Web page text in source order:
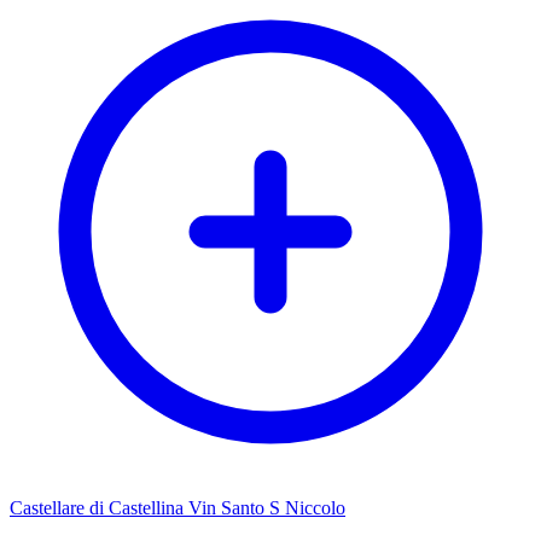
Castellare di Castellina Vin Santo S Niccolo